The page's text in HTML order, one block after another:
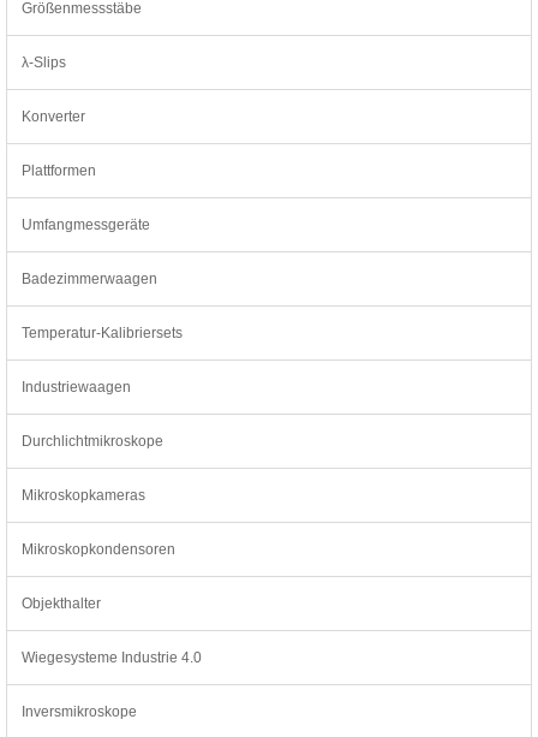
Größenmessstäbe
λ-Slips
Konverter
Plattformen
Umfangmessgeräte
Badezimmerwaagen
Temperatur-Kalibriersets
Industriewaagen
Durchlichtmikroskope
Mikroskopkameras
Mikroskopkondensoren
Objekthalter
Wiegesysteme Industrie 4.0
Inversmikroskope